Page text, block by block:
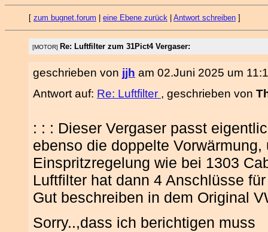
[ zum bugnet.forum eine Ebene zurück Antwort schreiben ]
[MOTOR] Re: Luftfilter zum 31Pict4 Vergaser:
geschrieben von jjh am 02.Juni 2025 um
Antwort auf: Re: Luftfilter , geschrieben von
: : : Dieser Vergaser passt
ebenso die doppelte
Einspritzregelung wie bei 1303
Luftfilter hat dann 4 Anschlüsse
Gut beschreiben in dem Original
Sorry..,dass ich berichtigen muss